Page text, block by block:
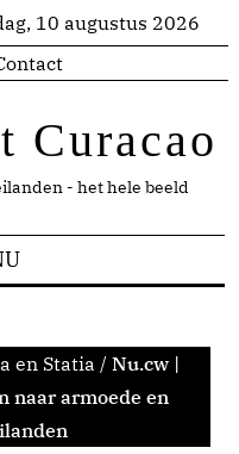
10 augustus 2026
Curacao
- het hele beeld
en Statia / Nu.cw |
naar armoede en